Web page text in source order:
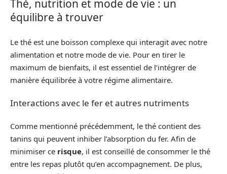
Thé, nutrition et mode de vie : un
équilibre à trouver
Le thé est une boisson complexe qui interagit avec notre
alimentation et notre mode de vie. Pour en tirer le
maximum de bienfaits, il est essentiel de l’intégrer de
manière équilibrée à votre régime alimentaire.
Interactions avec le fer et autres nutriments
Comme mentionné précédemment, le thé contient des
tanins qui peuvent inhiber l’absorption du fer. Afin de
minimiser ce risque, il est conseillé de consommer le thé
entre les repas plutôt qu’en accompagnement. De plus,